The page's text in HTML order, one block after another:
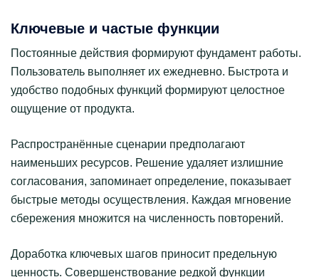
Ключевые и частые функции
Постоянные действия формируют фундамент работы.
Пользователь выполняет их ежедневно. Быстрота и
удобство подобных функций формируют целостное
ощущение от продукта.
Распространённые сценарии предполагают
наименьших ресурсов. Решение удаляет излишние
согласования, запоминает определение, показывает
быстрые методы осуществления. Каждая мгновение
сбережения множится на численность повторений.
Доработка ключевых шагов приносит предельную
ценность. Совершенствование редкой функции